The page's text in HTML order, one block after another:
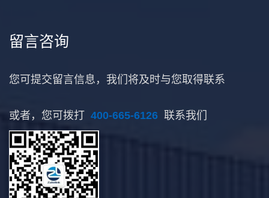
留言咨询
您可提交留言信息，我们将及时与您取得联系
或者，您可拨打 400-665-6126 联系我们